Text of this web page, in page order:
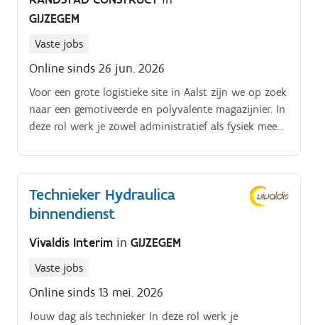
GIJZEGEM
Vaste jobs
Online sinds 26 jun. 2026
Voor een grote logistieke site in Aalst zijn we op zoek
naar een gemotiveerde en polyvalente magazijnier. In
deze rol werk je zowel administratief als fysiek mee
verzonden. Je bent een belangrijke schakel in het
logistieke proces en werkt mee aan een vlotte en
veilige werking van het magazijn.
Technieker Hydraulica
binnendienst
Vivaldis Interim in GIJZEGEM
Vaste jobs
Online sinds 13 mei. 2026
Jouw dag als technieker In deze rol werk je